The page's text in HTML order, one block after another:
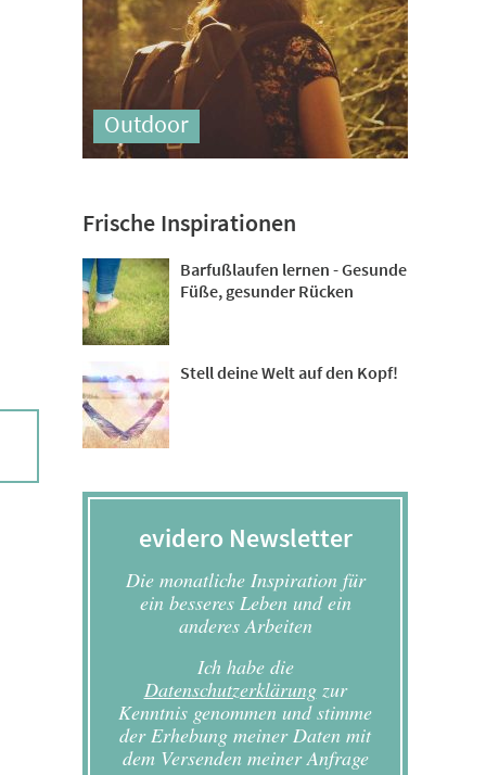
Outdoor
Frische Inspirationen
Barfußlaufen lernen - Gesunde
Füße, gesunder Rücken
Stell deine Welt auf den Kopf!
evidero Newsletter
Die monatliche Inspiration für
ein besseres Leben und ein
anderes Arbeiten
Ich habe die
Datenschutzerklärungzur
Kenntnis genommen und stimme
der Erhebung meiner Daten mit
dem Versenden meiner Anfrage